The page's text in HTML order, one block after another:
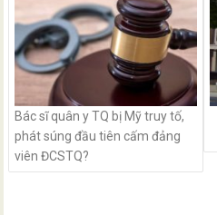
Bác sĩ quân y TQ bị Mỹ truy tố,
phát súng đầu tiên cấm đảng
viên ĐCSTQ?